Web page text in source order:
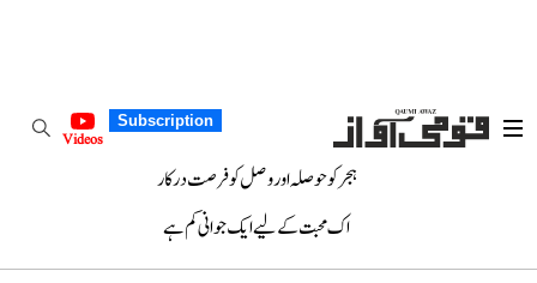
Subscription
Videos
ہجر کو حوصلہ اور وصل کو فرصت درکار
اک محبت کے لیے ایک جوانی کم ہے